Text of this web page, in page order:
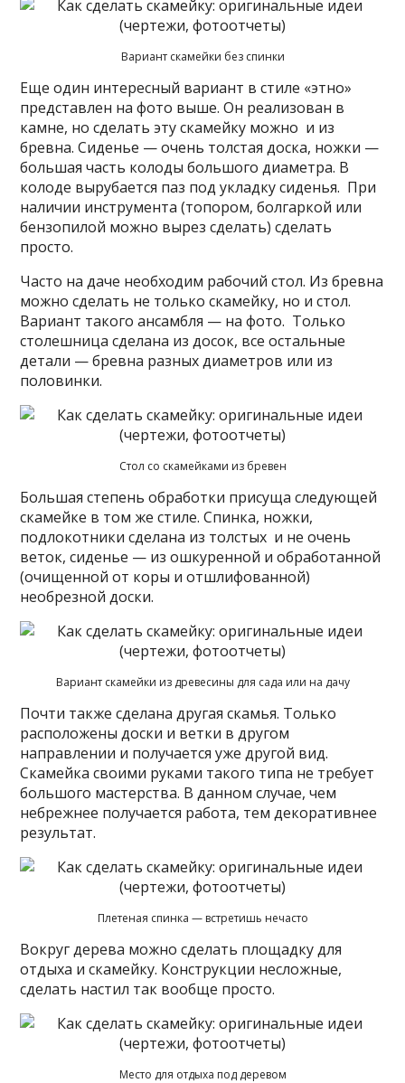
Вариант скамейки без спинки
Еще один интересный вариант в стиле «этно»
представлен на фото выше. Он реализован в
камне, но сделать эту скамейку можно и из
бревна. Сиденье — очень толстая доска, ножки —
большая часть колоды большого диаметра. В
колоде вырубается паз под укладку сиденья. При
наличии инструмента (топором, болгаркой или
бензопилой можно вырез сделать) сделать
просто.
Часто на даче необходим рабочий стол. Из бревна
можно сделать не только скамейку, но и стол.
Вариант такого ансамбля — на фото. Только
столешница сделана из досок, все остальные
детали — бревна разных диаметров или из
половинки.
Стол со скамейками из бревен
Большая степень обработки присуща следующей
скамейке в том же стиле. Спинка, ножки,
подлокотники сделана из толстых и не очень
веток, сиденье — из ошкуренной и обработанной
(очищенной от коры и отшлифованной)
необрезной доски.
Вариант скамейки из древесины для сада или на дачу
Почти также сделана другая скамья. Только
расположены доски и ветки в другом
направлении и получается уже другой вид.
Скамейка своими руками такого типа не требует
большого мастерства. В данном случае, чем
небрежнее получается работа, тем декоративнее
результат.
Плетеная спинка — встретишь нечасто
Вокруг дерева можно сделать площадку для
отдыха и скамейку. Конструкции несложные,
сделать настил так вообще просто.
Место для отдыха под деревом